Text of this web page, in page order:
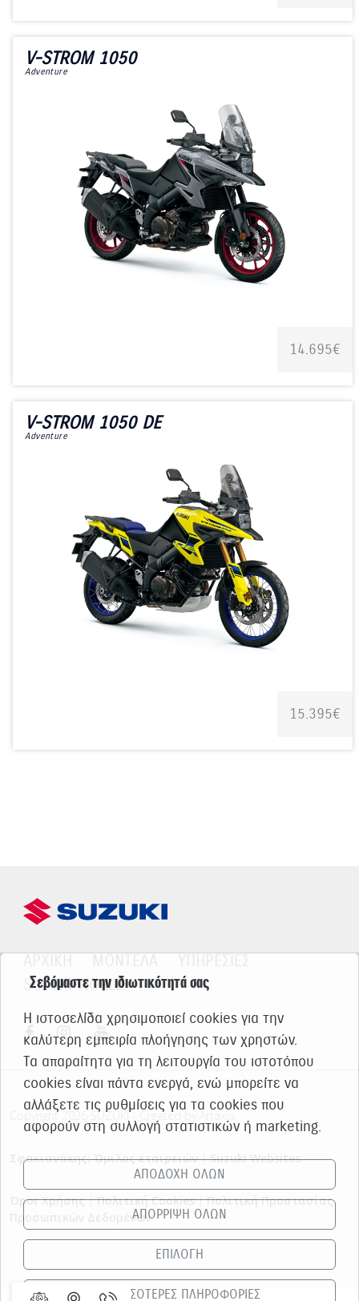
V-STROM 1050
Adventure
14.695€
V-STROM 1050 DE
Adventure
15.395€
SUZUKI WORLD
Copyright 2026 SUZUKI - Created by Artaxia
Σφακιανάκης: Όμιλος εταιρειών|Suzuki Websites
Όροι Χρήσης|Πολιτική Cookies|Πολιτική Προστασίας
Προσωπικών Δεδομένων
Σεβόμαστε την ιδιωτικότητά σας
Η ιστοσελίδα χρησιμοποιεί cookies για την
καλύτερη εμπειρία πλοήγησης των χρηστών.
Τα απαραίτητα για τη λειτουργία του ιστοτόπου
cookies είναι πάντα ενεργά, ενώ μπορείτε να
αλλάξετε τις ρυθμίσεις για τα cookies που
αφορούν στη συλλογή στατιστικών ή marketing.
ΑΠΟΔΟΧΗ ΟΛΩΝ
ΑΠΟΡΡΙΨΗ ΟΛΩΝ
ΕΠΙΛΟΓΗ
ΠΕΡΙΣΣΟΤΕΡΕΣ ΠΛΗΡΟΦΟΡΙΕΣ